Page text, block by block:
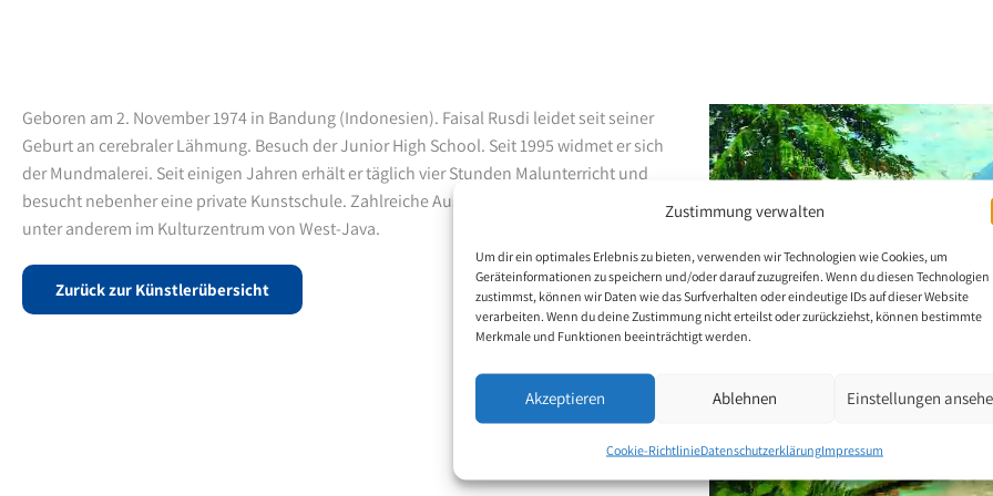
Zustimmung verwalten
Um dir ein optimales Erlebnis zu bieten, verwenden wir Technologien wie Cookies, um
Geräteinformationen zu speichern und/oder darauf zuzugreifen. Wenn du diesen Technologien
zustimmst, können wir Daten wie das Surfverhalten oder eindeutige IDs auf dieser Website
verarbeiten. Wenn du deine Zustimmung nicht erteilst oder zurückziehst, können bestimmte
Merkmale und Funktionen beeinträchtigt werden.
Akzeptieren Ablehnen Einstellungen
Cookie-RichtlinieDatenschutzerklärungImpressum
Geboren am 2. November 1974 in Bandung (Indonesien). Faisal Rusdi leidet seit seiner
Geburt an cerebraler Lähmung. Besuch der Junior High School. Seit 1995 widmet er sich
der Mundmalerei. Seit einigen Jahren erhält er täglich vier Stunden Malunterricht und
besucht nebenher eine private Kunstschule.Zahlreiche Ausstellungsbeteiligungen,
unter anderem im Kulturzentrum von West-Java.
Zurück zur Künstlerübersicht